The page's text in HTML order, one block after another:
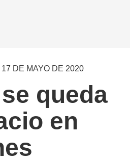
17 DE MAYO DE 2020
queda
en